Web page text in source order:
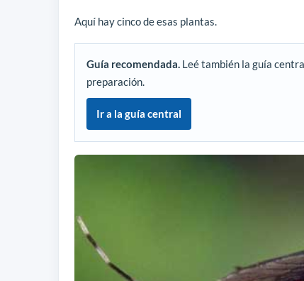
Aquí hay cinco de esas plantas.
Guía recomendada. Leé también la guía
preparación.
Ir a la guía central